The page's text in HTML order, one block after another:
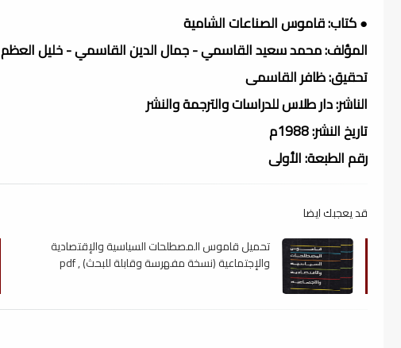
● كتاب: قاموس الصناعات الشامية
المؤلف: محمد سعيد القاسمي - جمال الدين القاسمي - خليل العظم
تحقيق: ظافر القاسمى
الناشر: دار طلاس للدراسات والترجمة والنشر
تاريخ النشر: 1988م
رقم الطبعة: الأولى
قد يعجبك ايضا
تحميل قاموس المصطلحات السياسية والإقتصادية
والإجتماعية (نسخة مفهرسة وقابلة للبحث) , pdf